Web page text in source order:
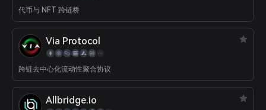
Español
Português (Brasil)
Español (Argentina)
代币与 NFT 跨链桥
Via Protocol
跨链去中心化流动性聚合协议
Allbridge.io